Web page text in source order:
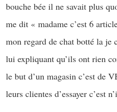
bouche bée il ne savait plus
me dit « madame c’est 6
mon regard de chat botté la je
lui expliquant qu’ils ont rien
le but d’un magasin c’est de
leurs clientes d’essayer c’est